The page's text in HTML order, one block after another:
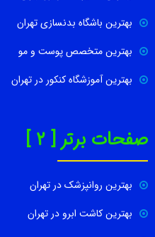
بهترین باشگاه بدنسازی تهران
بهترین متخصص پوست و مو
بهترین آموزشگاه کنکور در تهران
صفحات برتر [ 2 ]
بهترین روانپزشک در تهران
بهترین کاشت ابرو در تهران